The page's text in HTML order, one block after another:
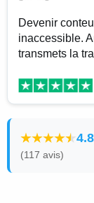
Devenir
inaccessible.
transmets la
4.8
(117 avis)